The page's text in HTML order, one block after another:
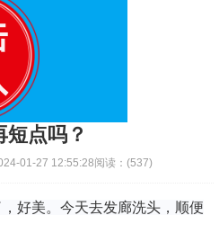
短点吗？
01-27 12:55:28阅读： (537)
好美。今天去发廊洗头，顺便